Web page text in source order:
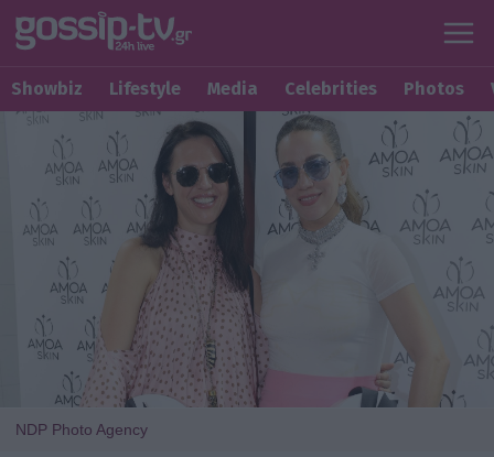
Showbiz Lifestyle Media Celebrities Photos
NDP Photo Agency